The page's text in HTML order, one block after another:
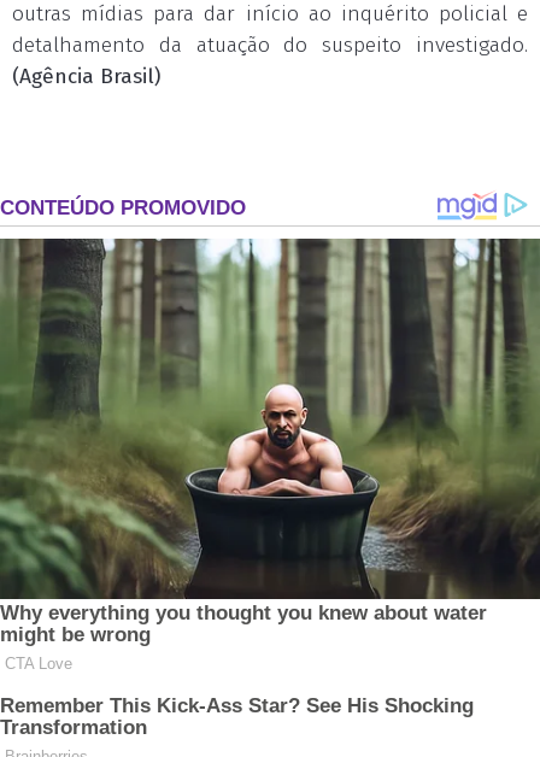
outras mídias para dar início ao inquérito policial e
detalhamento da atuação do suspeito investigado.
(Agência Brasil)